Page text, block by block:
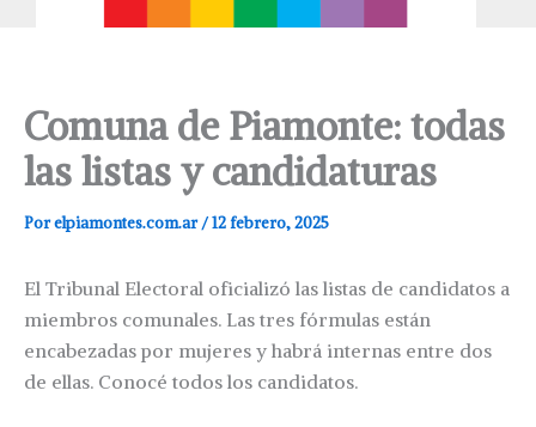
Comuna de Piamonte: todas
las listas y candidaturas
Porelpiamontes.com.ar/12 febrero, 2025
El Tribunal Electoral oficializó las listas de candidatos a
miembros comunales. Las tres fórmulas están
encabezadas por mujeres y habrá internas entre dos
de ellas. Conocé todos los candidatos.